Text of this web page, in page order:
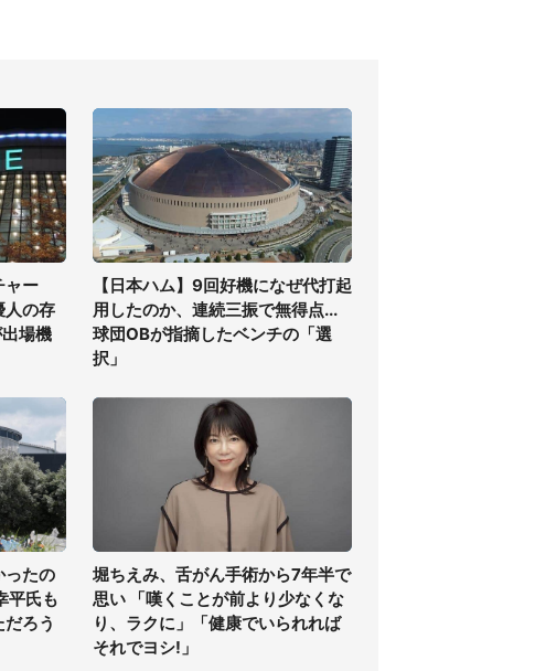
ャー
人の存
場機
【日本ハム】9回好機になぜ代打起
用したのか、連続三振で無得点...
球団OBが指摘したベンチの「選
択」
ったの
平氏も
ろう
堀ちえみ、舌がん手術から7年半で
思い 「嘆くことが前より少なくな
り、ラクに」「健康でいられれば
それでヨシ!」